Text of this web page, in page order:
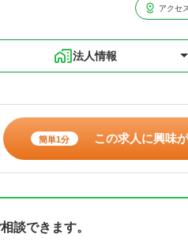
アクセス
法人情報
簡単1分 この求人に興味
談できます。